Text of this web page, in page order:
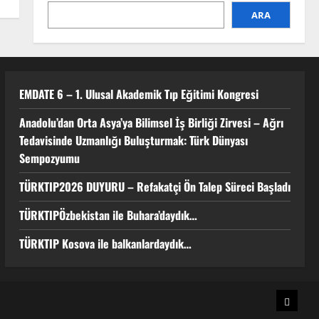
1
2
Sempozyumu
3 Ağustos 2026
3
TÜRKTIP2026 DUYURU –
22 Nisan 2026 0
TÜRKTIPÖzbekistan ile
Buhara’daydık…
ARA
EMDATE 6 – 1. Ulusal Akademik Tıp Eğitimi Kongresi
Anadolu’dan Orta Asya’ya Bilimsel İş Birliği Zirvesi – Ağrı
Tedavisinde Uzmanlığı Buluşturmak: Türk Dünyası
Sempozyumu
TÜRKTIP2026 DUYURU – Refakatçi Ön Talep Süreci Başladı
TÜRKTIPÖzbekistan ile Buhara’daydık…
TÜRKTIP Kosova ile balkanlardaydık…